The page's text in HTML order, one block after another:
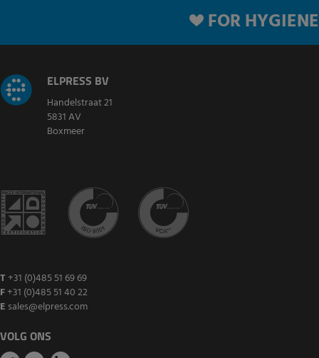
FOR HYGIENE
ELPRESS BV
Handelstraat 21
5831 AV
Boxmeer
T +31 (0)485 51 69 69
F+31 (0)485 51 40 22
E sales@elpress.com
VOLG ONS